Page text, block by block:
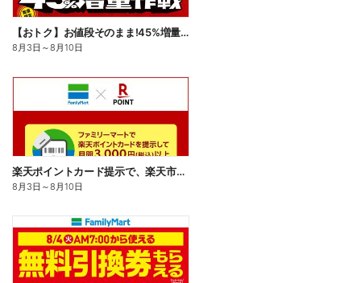
【おトク】お値段そのまま!45%増量作戦!
8月3日 ～8月10日
楽天ポイントカード提示で、楽天市場でのお買い物がおトクに!
8月3日 ～8月10日